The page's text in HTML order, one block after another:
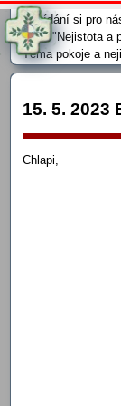
Povídání si pro
téma "Nejistota a
Téma pokoje a
neuchopitelně.
15. 5.
Chlapi,